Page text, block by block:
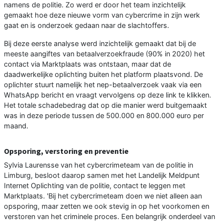
namens de politie. Zo werd er door het team inzichtelijk
gemaakt hoe deze nieuwe vorm van cybercrime in zijn werk
gaat en is onderzoek gedaan naar de slachtoffers.
Bij deze eerste analyse werd inzichtelijk gemaakt dat bij de
meeste aangiftes van betaalverzoekfraude (90% in 2020) het
contact via Marktplaats was ontstaan, maar dat de
daadwerkelijke oplichting buiten het platform plaatsvond. De
oplichter stuurt namelijk het nep-betaalverzoek vaak via een
WhatsApp bericht en vraagt vervolgens op deze link te klikken.
Het totale schadebedrag dat op die manier werd buitgemaakt
was in deze periode tussen de 500.000 en 800.000 euro per
maand.
Opsporing, verstoring en preventie
Sylvia Laurensse van het cybercrimeteam van de politie in
Limburg, besloot daarop samen met het Landelijk Meldpunt
Internet Oplichting van de politie, contact te leggen met
Marktplaats. 'Bij het cybercrimeteam doen we niet alleen aan
opsporing, maar zetten we ook stevig in op het voorkomen en
verstoren van het criminele proces. Een belangrijk onderdeel van